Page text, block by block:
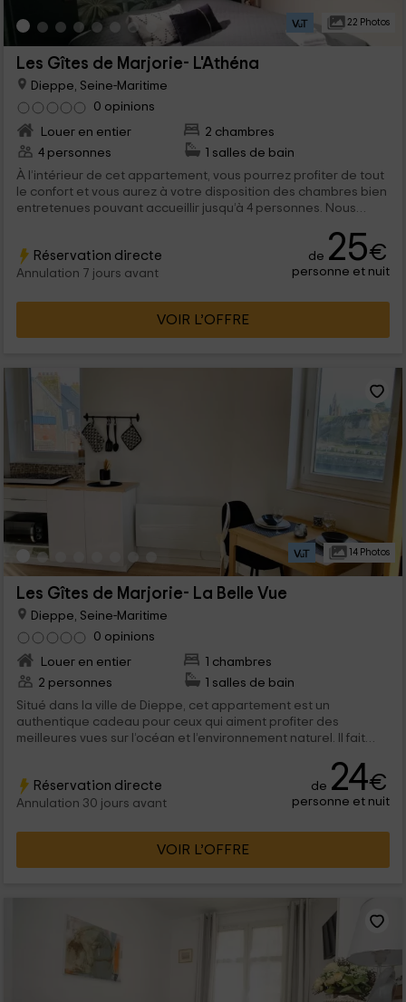
22 Photos
Les Gîtes de Marjorie- L'Athéna
Dieppe, Seine-Maritime
0 opinions
Louer en entier
2 chambres
4 personnes
1 salles de bain
À l’intérieur de cet appartement, vous pourrez profiter de tout
le confort et vous aurez à votre disposition des chambres bien
entretenues pouvant accueillir jusqu’à 4 personnes. Nous
tranquille où vous pourrez profiter des meilleures vacances et
découvrir la ville de Dieppe.
Réservation directe
Annulation 7 jours avant
de 25€
personne et nuit
VOIR L’OFFRE
14 Photos
Les Gîtes de Marjorie- La Belle Vue
Dieppe, Seine-Maritime
0 opinions
Louer en entier
1 chambres
2 personnes
1 salles de bain
Situé dans la ville de Dieppe, cet appartement est un
authentique cadeau pour ceux qui aiment profiter des
meilleures vues sur l’océan et l’environnement naturel. Il fait
un espace conçu pour maximum 2 personnes qui y trouveront
un lieu commode et chaleureux pour y passer un agréable
séjour.
Réservation directe
Annulation 30 jours avant
de 24€
personne et nuit
VOIR L’OFFRE